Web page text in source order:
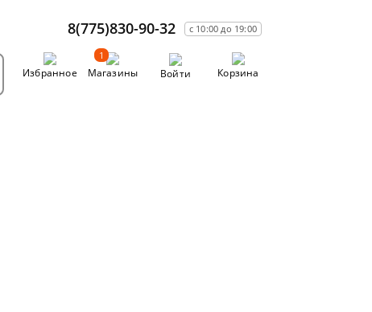
8(775)830-90-32 с 10:00 до 19:00
Избранное Магазины
1
Войти Корзина